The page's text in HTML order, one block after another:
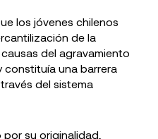
los jóvenes chilenos
de la
del agravamiento
constituía una barrera
del sistema
su originalidad,